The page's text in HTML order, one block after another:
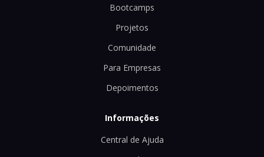
Bootcamps
Projetos
Comunidade
Para Empresas
Depoimentos
Informações
Central de Ajuda